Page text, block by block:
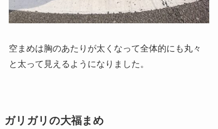
空まめは胸のあたりが太くなって全体的にも丸々
と太って見えるようになりました。
ガリガリの大福まめ